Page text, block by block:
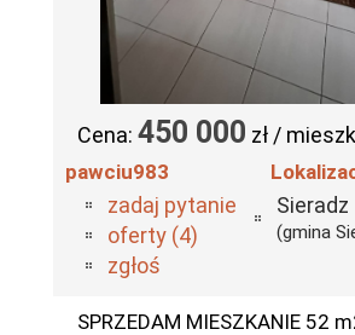
Cena: 450 000 zł /
pawciu983
zadaj pytanie
oferty (4)
zgłoś
Sieradz
(gmina
SPRZEDAM MIESZKANIE 52